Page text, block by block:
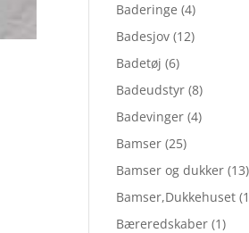
Baderinge (4)
Badesjov (12)
Badetøj (6)
Badeudstyr (8)
Badevinger (4)
Bamser (25)
Bamser og dukker (13)
Bamser,Dukkehuset
Bæreredskaber (1)